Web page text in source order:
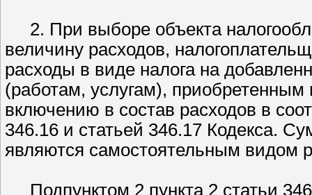
2. При выборе объекта
величину расходов,
расходы в виде налога на
(работам, услугам),
включению в состав расходов в
346.16 и статьей 346.17 Кодекса.
являются самостоятельным видом
Подпунктом 2 пункта 2 статьи